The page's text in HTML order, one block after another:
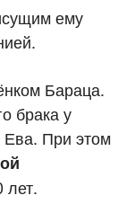
ему
Бараца.
брака у
Ева. При этом
лет.